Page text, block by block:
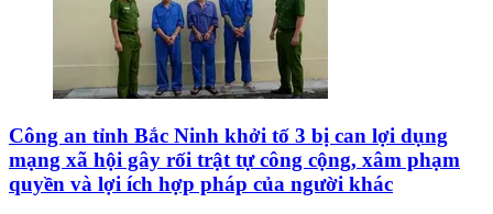
Công an tỉnh Bắc Ninh khởi tố 3 bị can lợi dụng
mạng xã hội gây rối trật tự công cộng, xâm phạm
quyền và lợi ích hợp pháp của người khác